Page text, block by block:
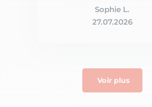
Sophie L.
27.07.2026
Voir plus